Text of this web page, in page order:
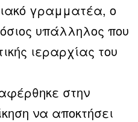
γραμματέα, ο
υπάλληλος που
ιεραρχίας του
στην
να αποκτήσει